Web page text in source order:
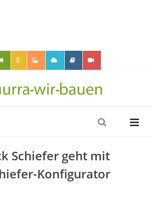
Schiefer geht mit
Konfigurator